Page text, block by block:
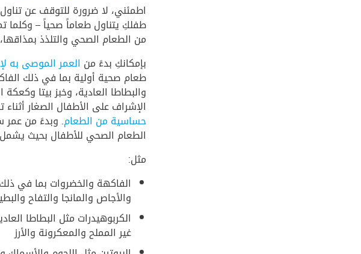
اطمئني، لا ضرورة للتوقف عن
طفلكِ يتناول طعاماً صحياً –
من الطعام الصحي والتلذذ
بإمكانكِ بدءً من العمر الموصى به
طعام صحية أولية بما في ذلك
والبطاطا العادية، وخبز بيتا
الإشراف على الأطفال الصغار
حساسية من الطعام. وبدءً من عمر
الطعام الصحي للأطفال بحيث
مثل:
الفاكهة والخضروات بما في ذلك
والأجاص والمانجا والتفاح
الكربوهيدرات مثل البطاطا
غير المملح والمعكرونة والأرز